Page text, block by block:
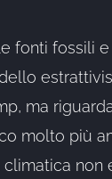
fonti fossili e
ma
molto più
non